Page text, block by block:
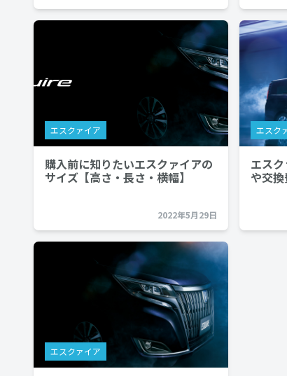
エスクァイア
購入前に知りたいエスクァイアの
サイズ【高さ・長さ・横幅】
2022年5月29日
エスク
エス
や交
エスクァイア